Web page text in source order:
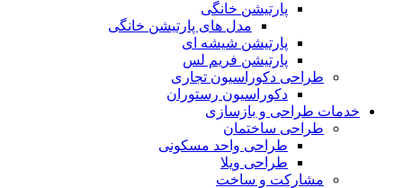
پارتیشن خانگی
مدل های پارتیشن خانگی
پارتیشن شیشه ای
پارتیشن فریم لس
طراحی دکوراسیون تجاری
دکوراسیون رستوران
خدمات طراحی و بازسازی
طراحی ساختمان
طراحی واحد مسکونی
طراحی ویلا
مشارکت و ساخت